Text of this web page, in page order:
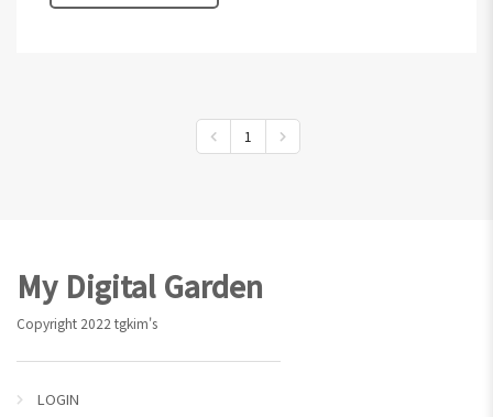
1
Footer
My Digital Garden
Copyright 2022 tgkim's
LOGIN